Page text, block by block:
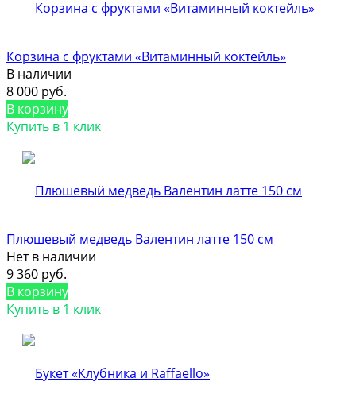
Корзина с фруктами «Витаминный коктейль»
В наличии
8 000 руб.
В корзину
Купить в 1 клик
Плюшевый медведь Валентин латте 150 cм
Нет в наличии
9 360 руб.
В корзину
Купить в 1 клик